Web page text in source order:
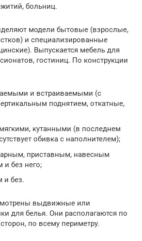
больниц.
модели бытовые (взрослые,
и специализированные
Выпускается мебель для
гостиниц. По конструкции
и встраиваемыми (с
поднятием, откатные,
кутанными (в последнем
обивка с наполнителем);
приставным, навесным
и без него;
и без.
выдвижные или
для белья. Они располагаются по
по всему периметру.